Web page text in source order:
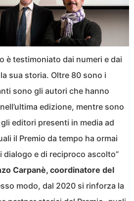
è testimoniato dai numeri e dai
sua storia. Oltre 80 sono i
sono gli autori che hanno
edizione, mentre sono
editori presenti in media ad
il Premio da tempo ha ormai
e di reciproco ascolto”
Carpanè, coordinatore del
modo, dal 2020 si rinforza la